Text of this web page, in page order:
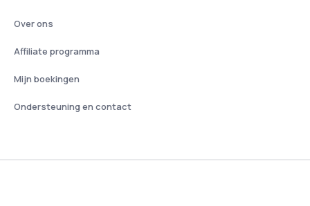
Over ons
Affiliate programma
Mijn boekingen
Ondersteuning en contact